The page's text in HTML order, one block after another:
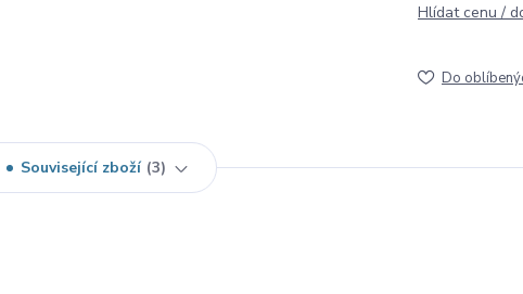
Hlídat cenu /
Do
Související zboží 3